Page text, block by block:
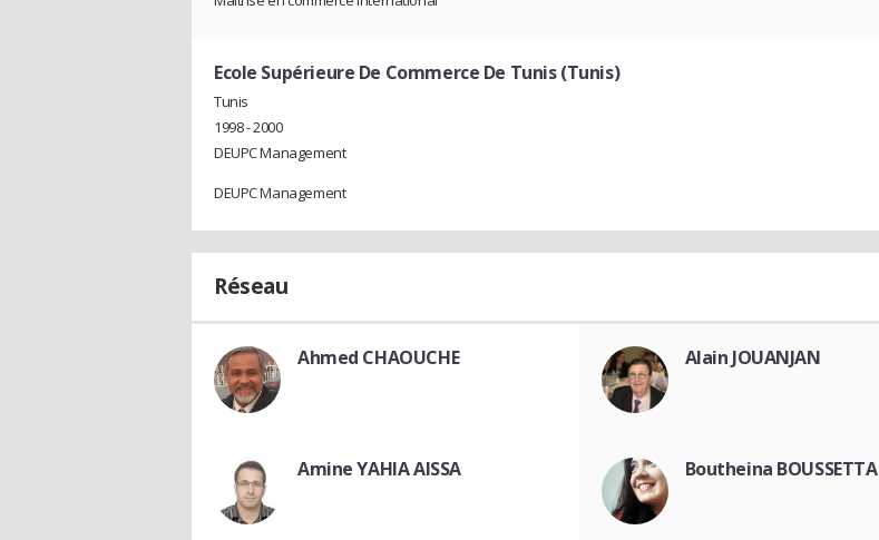
Ecole Supérieure De Commerce De Tunis (Tunis)
Tunis
1998 - 2000
DEUPC Management
DEUPC Management
Réseau
Ahmed CHAOUCHE Alain JOUANJAN
Amine YAHIA AISSA Boutheina BOUSSETTA